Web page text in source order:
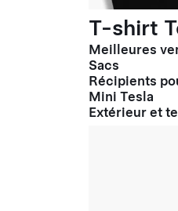
T-shirt
Meilleures
Sacs
Récipients
Mini Tesla
Extérieur et